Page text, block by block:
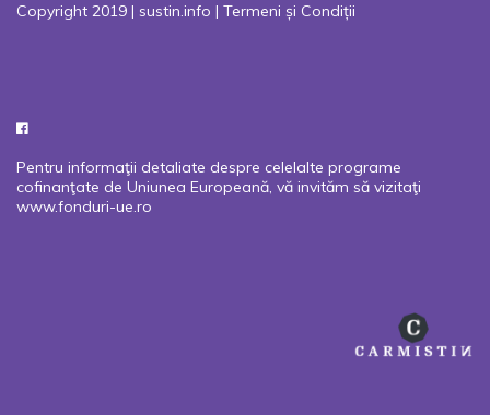
Copyright 2019 | sustin.info | Termeni și Condiții
Pentru informaţii detaliate despre celelalte programe
cofinanţate de Uniunea Europeană, vă invităm să vizitaţi
www.fonduri-ue.ro